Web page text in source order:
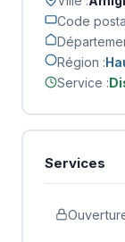
Code
Région :
Service :
Services